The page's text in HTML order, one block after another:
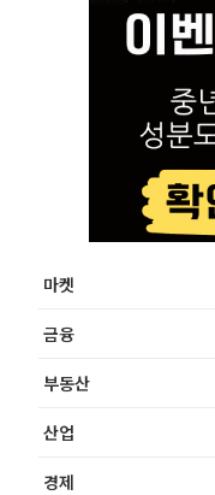
마켓
금융
부동산
산업
경제